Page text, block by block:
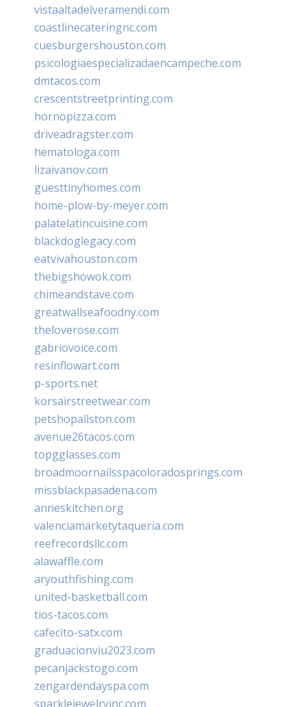
vistaaltadelveramendi.com
coastlinecateringnc.com
cuesburgershouston.com
psicologiaespecializadaencampeche.com
dmtacos.com
crescentstreetprinting.com
hornopizza.com
driveadragster.com
hematologa.com
lizaivanov.com
guesttinyhomes.com
home-plow-by-meyer.com
palatelatincuisine.com
blackdoglegacy.com
eatvivahouston.com
thebigshowok.com
chimeandstave.com
greatwallseafoodny.com
theloverose.com
gabriovoice.com
resinflowart.com
p-sports.net
korsairstreetwear.com
petshopallston.com
avenue26tacos.com
topgglasses.com
broadmoornailsspacoloradosprings.com
missblackpasadena.com
anneskitchen.org
valenciamarketytaqueria.com
reefrecordsllc.com
alawaffle.com
aryouthfishing.com
united-basketball.com
tios-tacos.com
cafecito-satx.com
graduacionviu2023.com
pecanjackstogo.com
zengardendayspa.com
sparklejewelryinc.com